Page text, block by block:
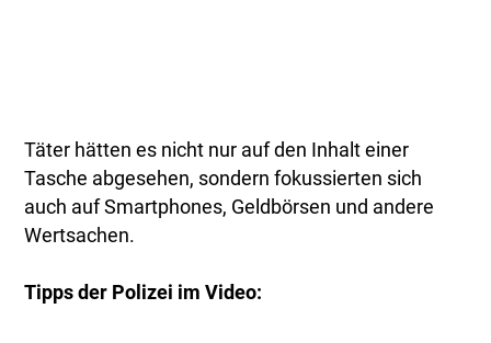
Täter hätten es nicht nur auf den Inhalt einer
Tasche abgesehen, sondern fokussierten sich
auch auf Smartphones, Geldbörsen und andere
Wertsachen.
Tipps der Polizei im Video: